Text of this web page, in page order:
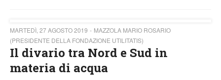
MARTEDÌ, 27 AGOSTO 2019
MAZZOLA MARIO ROSARIO
(PRESIDENTE DELLA FONDAZIONE UTILITATIS)
Il divario tra Nord e Sud in
materia di acqua